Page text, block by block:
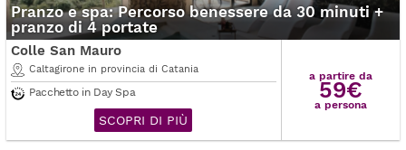
Pranzo e spa: Percorso benessere da 30 minuti +
pranzo di 4 portate
Colle San Mauro
Caltagirone in provincia di Catania
Pacchetto in Day Spa
SCOPRI DI PIÙ
a partire da
59€
a persona